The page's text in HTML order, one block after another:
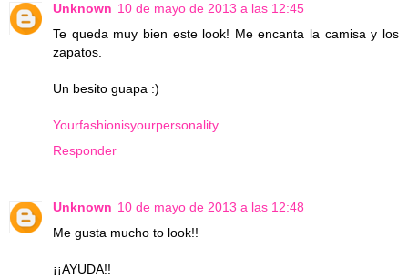
Unknown 10 de mayo de 2013 a las 12:45
Te queda muy bien este look! Me encanta la camisa y los
zapatos.
Un besito guapa :)
Yourfashionisyourpersonality
Responder
Unknown 10 de mayo de 2013 a las 12:48
Me gusta mucho to look!!
¡¡AYUDA!!